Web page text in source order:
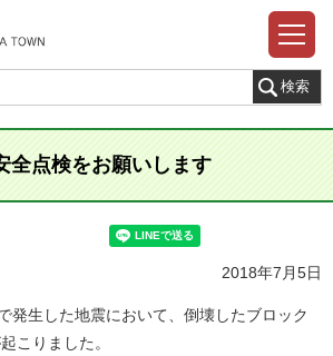
全点検をお願いします
2018年7月5日
発生した地震において、倒壊したブロック
こりました。